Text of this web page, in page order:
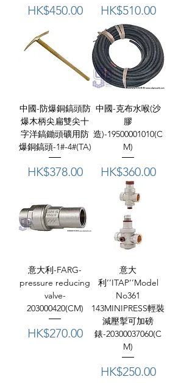
價格
HK$450.00 價格
HK$510.00
中國-防爆銅鎬頭防
爆木柄尖扁雙尖十
字洋鎬鋤頭礦用防
爆銅鎬頭-1#-4#(TA)
價格
HK$378.00
中國-克布水喉(沙
膠
造)-19500001010(C
M)
價格
HK$360.00
意大利-FARG-
pressure reducing
valve-
203000420(CM)
價格
HK$270.00
意大
利‘’ITAP‘’Model
No361
143MINIPRESS輕裝
減壓掣可加磅
錶-20300037060(C
M)
價格
HK$250.00